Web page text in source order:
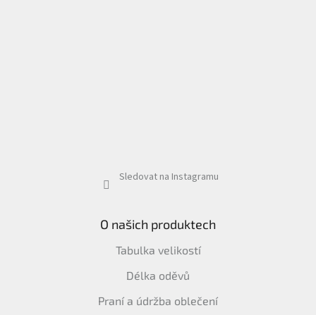
Sledovat na Instagramu
O našich produktech
Tabulka velikostí
Délka oděvů
Praní a údržba oblečení